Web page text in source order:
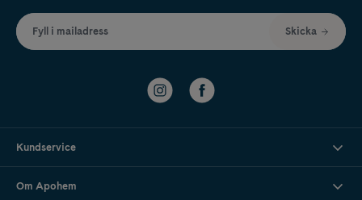
Fyll i mailadress Skicka
Kundservice
Om Apohem